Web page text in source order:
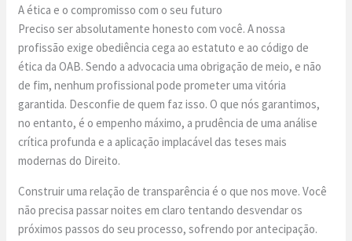
A ética e o compromisso com o seu futuro
Preciso ser absolutamente honesto com você. A nossa
profissão exige obediência cega ao estatuto e ao código de
ética da OAB. Sendo a advocacia uma obrigação de meio, e não
de fim, nenhum profissional pode prometer uma vitória
garantida. Desconfie de quem faz isso. O que nós garantimos,
no entanto, é o empenho máximo, a prudência de uma análise
crítica profunda e a aplicação implacável das teses mais
modernas do Direito.
Construir uma relação de transparência é o que nos move. Você
não precisa passar noites em claro tentando desvendar os
próximos passos do seu processo, sofrendo por antecipação.